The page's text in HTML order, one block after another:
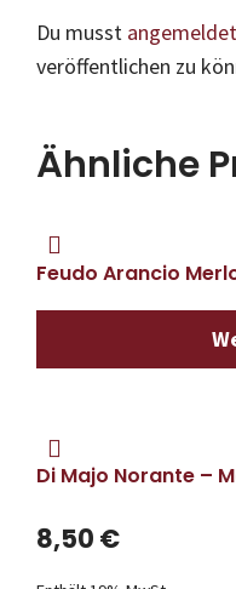
Du musst angemeldet
veröffentlichen zu
Ähnliche
Feudo Arancio
Di Majo Norante –
8,50 €